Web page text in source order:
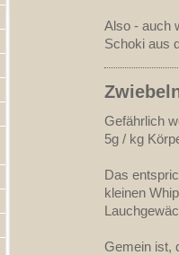
Also - auch
Schoki aus
Gefährlich
5g / kg
Das
kleinen
Gemein ist,